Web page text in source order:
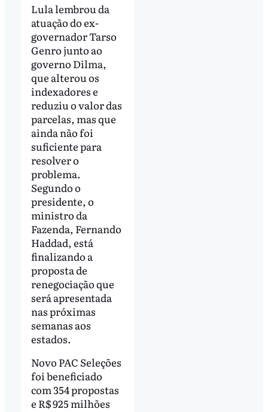
Lula lembrou da
atuação do ex-
governador Tarso
Genro junto ao
governo Dilma,
que alterou os
indexadores e
reduziu o valor das
parcelas, mas que
ainda não foi
suficiente para
resolver o
problema.
Segundo o
presidente, o
ministro da
Fazenda, Fernando
Haddad, está
finalizando a
proposta de
renegociação que
será apresentada
nas próximas
semanas aos
estados.
Novo PAC Seleções
foi beneficiado
com 354 propostas
e R$ 925 milhões